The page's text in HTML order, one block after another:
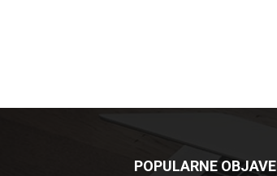
POPULARNE OBJAVE